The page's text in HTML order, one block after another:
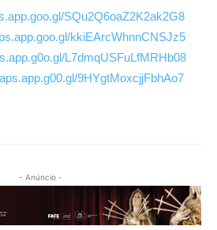
SQu2Q6oaZ2K2ak2G8
kkiEArcWhnnCNSJz5
L7dmqUSFuLfMRHb08
9HYgtMoxcjjFbhAo7
- Anúncio -